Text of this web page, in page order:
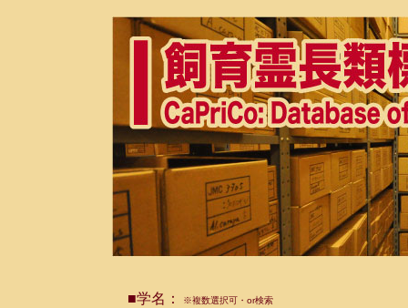
■学名： ※複数選択可・or検索